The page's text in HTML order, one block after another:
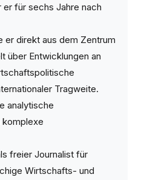
für sechs Jahre nach
er direkt aus dem Zentrum
über Entwicklungen an
Tragweite.
analytische
komplexe
freier Journalist für
Wirtschafts- und